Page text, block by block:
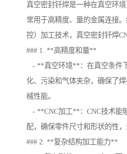
真空密封钎焊是一种在真空环
常用于高精度、量的金属连接
控）加工技术，真空密封钎焊
### 1. **高精度和量**
- **真空环境**：在真空条件
化、污染和气体夹杂，确保了
械性能。
- **CNC加工**：CNC技术能
配，确保零件尺寸和形状的性，
### 2. **复杂结构加工能力**